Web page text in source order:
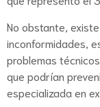
No obstante,
inconformidades,
problemas
que podrían
especializada en